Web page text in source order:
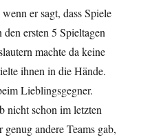
er sagt, dass Spiele
ersten 5 Spieltagen
machte da keine
ihnen in die Hände.
Lieblingsgegner.
nicht schon im letzten
andere Teams gab,